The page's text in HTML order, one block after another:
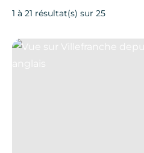
1 à 21 résultat(s) sur 25
Vue sur Villefranche depuis le